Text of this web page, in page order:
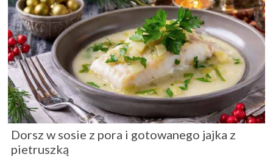
Dorsz w sosie z pora i gotowanego jajka z
pietruszką